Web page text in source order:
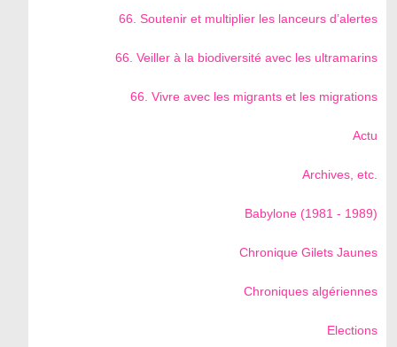
66. Soutenir et multiplier les lanceurs d’alertes
66. Veiller à la biodiversité avec les ultramarins
66. Vivre avec les migrants et les migrations
Actu
Archives, etc.
Babylone (1981 - 1989)
Chronique Gilets Jaunes
Chroniques algériennes
Elections